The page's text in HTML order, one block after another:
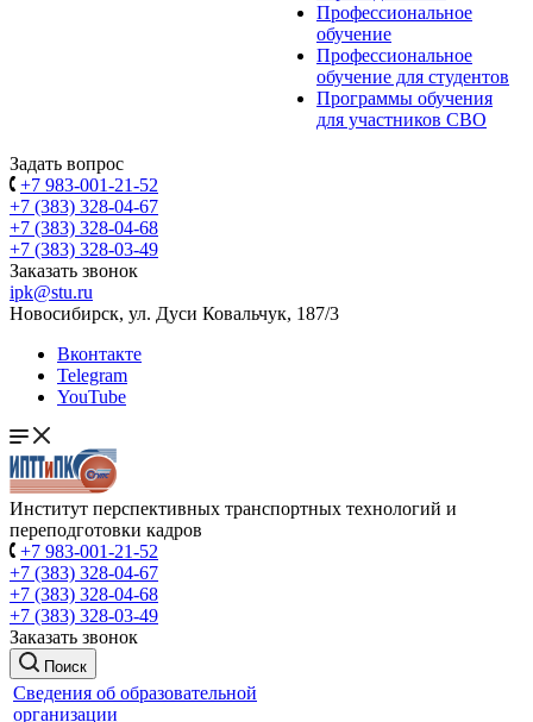
Профессиональное
обучение
Профессиональное
обучение для студентов
Программы обучения
для участников СВО
Задать вопрос
+7 983-001-21-52
+7 (383) 328-04-67
+7 (383) 328-04-68
+7 (383) 328-03-49
Заказать звонок
ipk@stu.ru
Новосибирск, ул. Дуси Ковальчук, 187/3
Вконтакте
Telegram
YouTube
Институт перспективных транспортных технологий и
переподготовки кадров
+7 983-001-21-52
+7 (383) 328-04-67
+7 (383) 328-04-68
+7 (383) 328-03-49
Заказать звонок
Поиск
Сведения об образовательной
организации